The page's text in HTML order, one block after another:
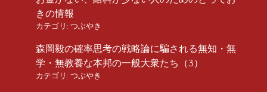
きの情報
カテゴリ: つぶやき
森岡毅の確率思考の戦略論に騙される無知・無
学・無教養な本邦の一般大衆たち（3）
カテゴリ: つぶやき